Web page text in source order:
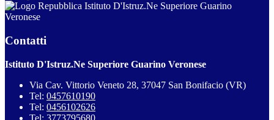
Istituto D'Istruz.Ne Superiore Guarino
Veronese
Contatti
Istituto D'Istruz.Ne Superiore Guarino Veronese
Via Cav. Vittorio Veneto 28, 37047 San Bonifacio (VR)
Tel: 0457610190
Tel: 0456102626
Tel: 3773795680